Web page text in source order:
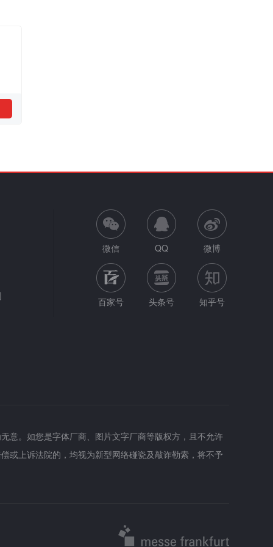
微信 QQ 微博
百家号 头条号 知乎号
意。如您是字体厂商、图片文字厂商等版权方，且不允许
或上诉法院的，均视为新型网络碰瓷及敲诈勒索，将不予